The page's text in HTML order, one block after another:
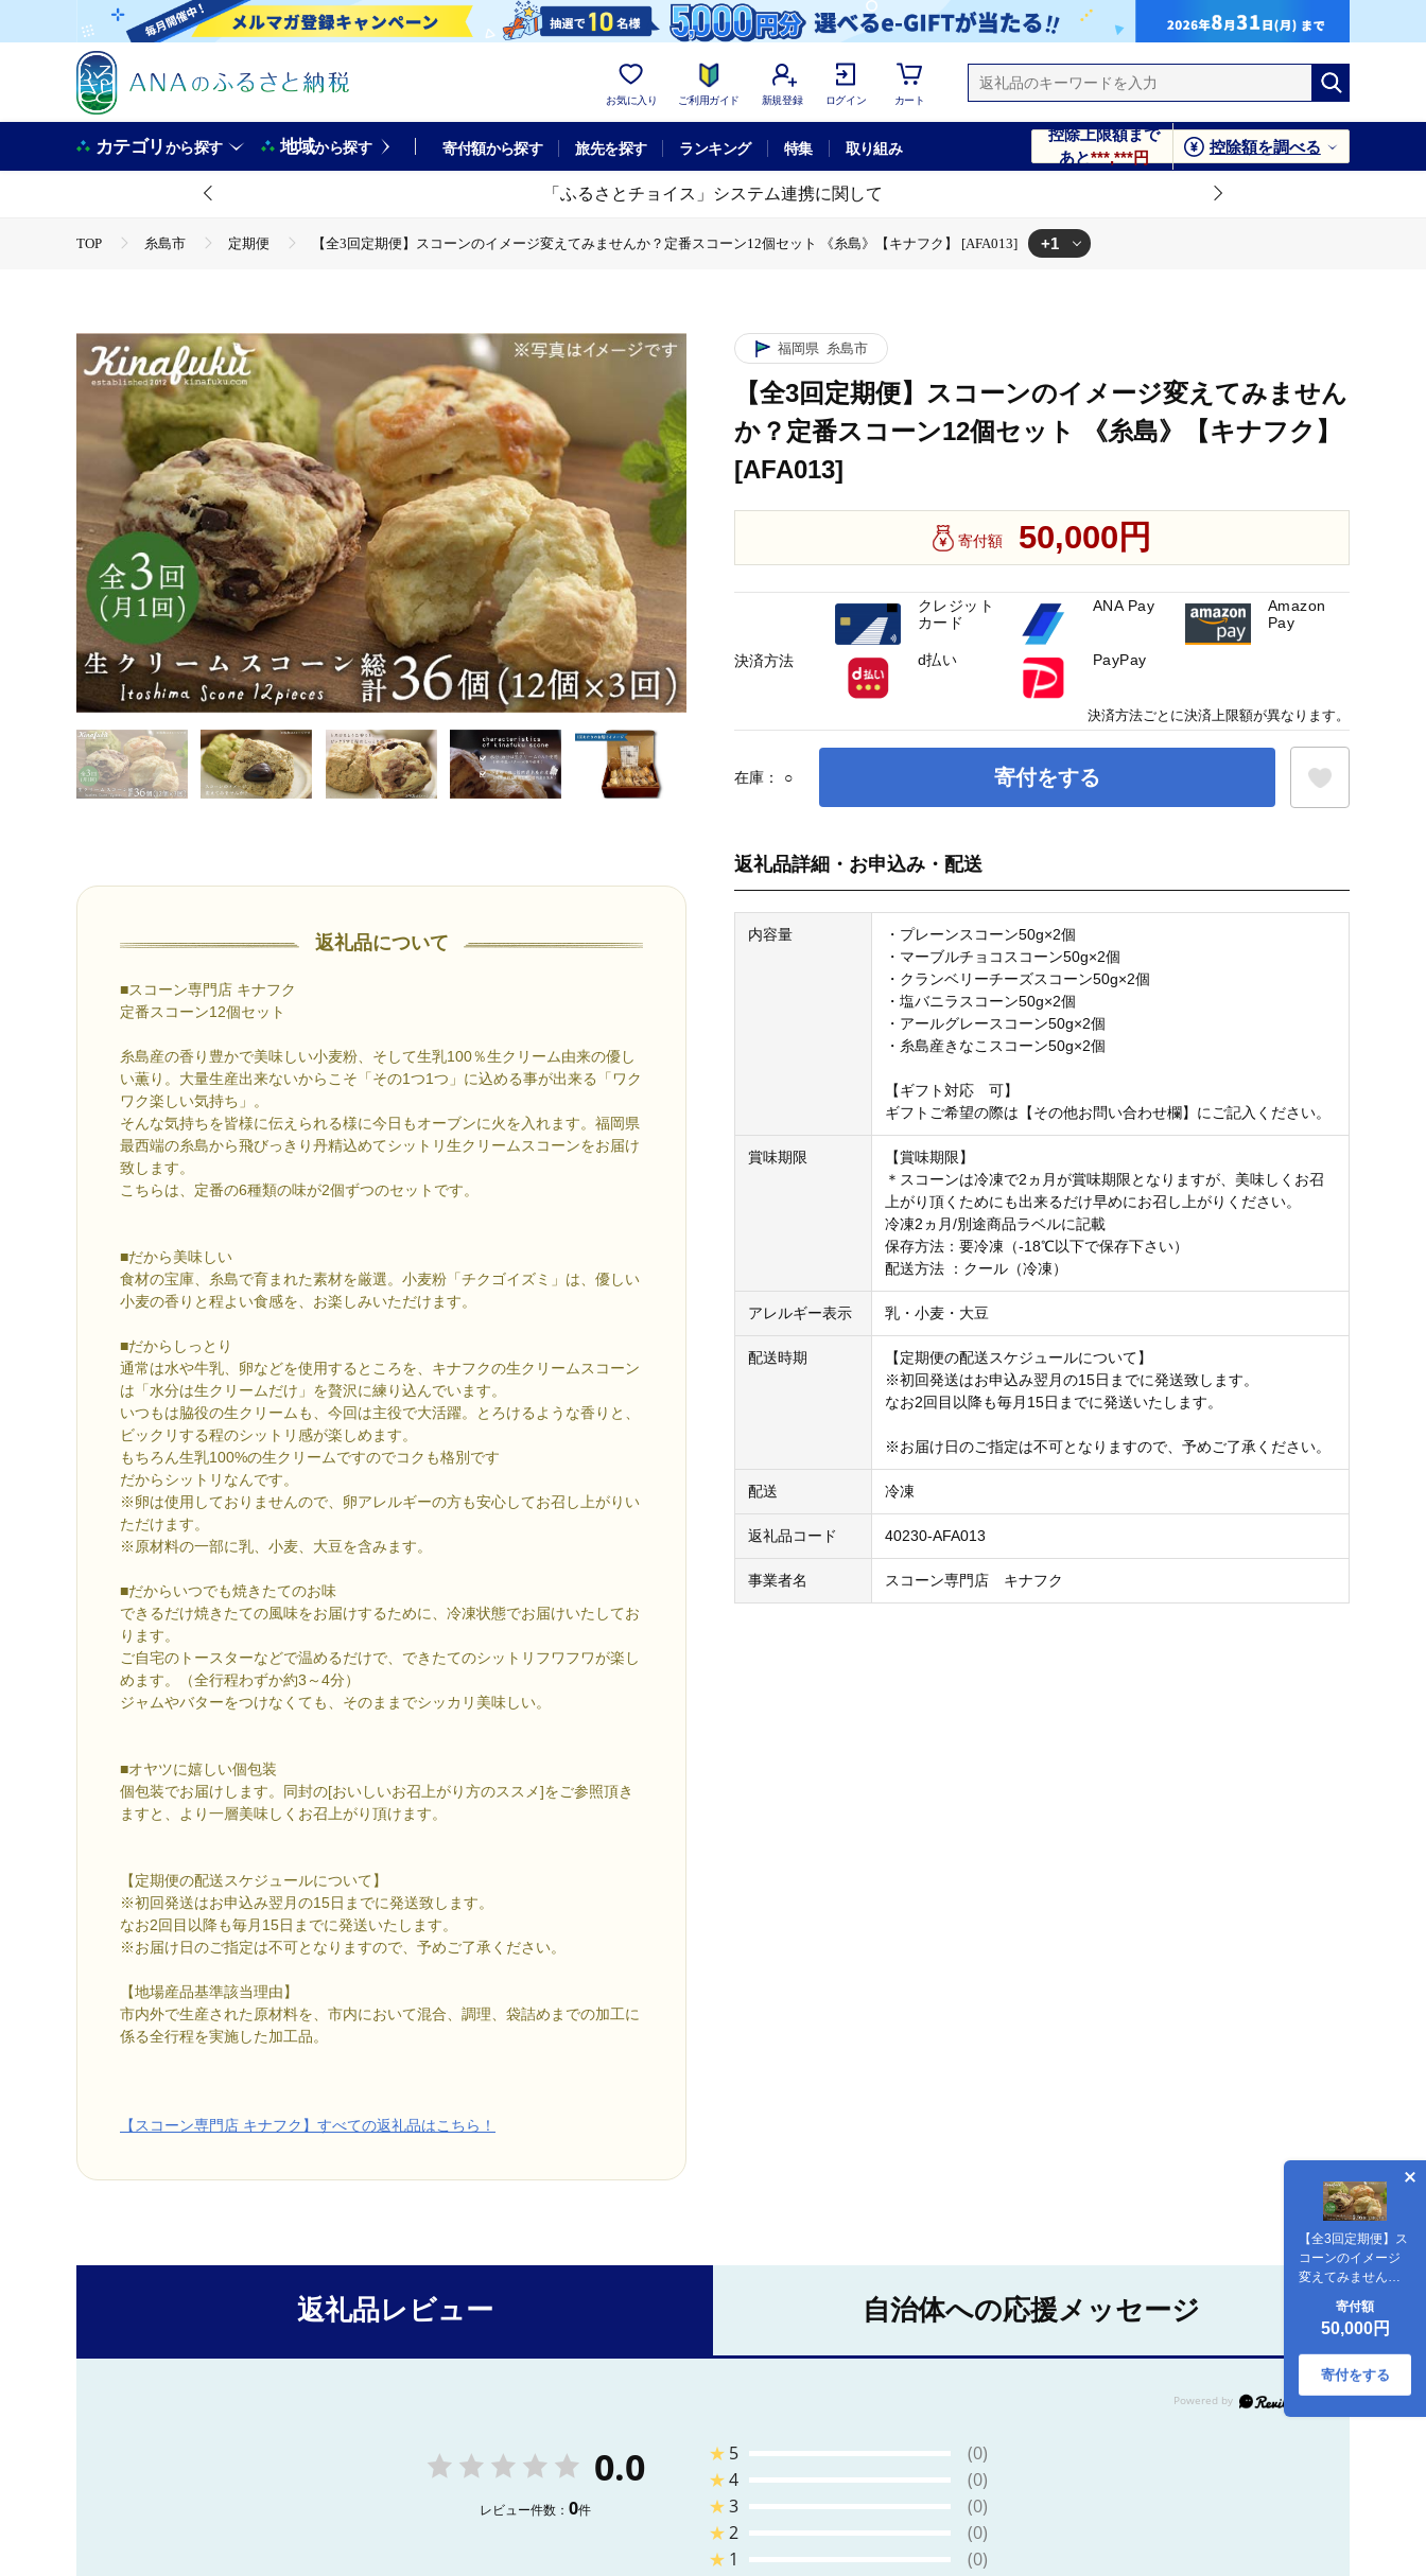
お気に入り ご利用ガイド 新規登録 ログイン カート
カテゴリから探す 地域から探す 寄付額から探す 旅先を探す ランキング 特集 取り組み
控除上限額まで
あと***,***円
控除額を調べる
「ふるさとチョイス」システム連携に関して
TOP 糸島市 定期便 【全3回定期便】スコーンのイメージ変えてみませんか？定番スコーン12個セット 《糸島》【キナフク】 [AFA013] +1
返礼品について
■スコーン専門店 キナフク
定番スコーン12個セット
糸島産の香り豊かで美味しい小麦粉、そして生乳100％生クリーム由来の優し
い薫り。大量生産出来ないからこそ「その1つ1つ」に込める事が出来る「ワク
ワク楽しい気持ち」。
そんな気持ちを皆様に伝えられる様に今日もオーブンに火を入れます。福岡県
最西端の糸島から飛びっきり丹精込めてシットリ生クリームスコーンをお届け
致します。
こちらは、定番の6種類の味が2個ずつのセットです。
■だから美味しい
食材の宝庫、糸島で育まれた素材を厳選。小麦粉「チクゴイズミ」は、優しい
小麦の香りと程よい食感を、お楽しみいただけます。
■だからしっとり
通常は水や牛乳、卵などを使用するところを、キナフクの生クリームスコーン
は「水分は生クリームだけ」を贅沢に練り込んでいます。
いつもは脇役の生クリームも、今回は主役で大活躍。とろけるような香りと、
ビックリする程のシットリ感が楽しめます。
もちろん生乳100%の生クリームですのでコクも格別です
だからシットリなんです。
※卵は使用しておりませんので、卵アレルギーの方も安心してお召し上がりい
ただけます。
※原材料の一部に乳、小麦、大豆を含みます。
■だからいつでも焼きたてのお味
できるだけ焼きたての風味をお届けするために、冷凍状態でお届けいたしてお
ります。
ご自宅のトースターなどで温めるだけで、できたてのシットリフワフワが楽し
めます。（全行程わずか約3～4分）
ジャムやバターをつけなくても、そのままでシッカリ美味しい。
■オヤツに嬉しい個包装
個包装でお届けします。同封の[おいしいお召上がり方のススメ]をご参照頂き
ますと、より一層美味しくお召上がり頂けます。
【定期便の配送スケジュールについて】
※初回発送はお申込み翌月の15日までに発送致します。
なお2回目以降も毎月15日までに発送いたします。
※お届け日のご指定は不可となりますので、予めご了承ください。
【地場産品基準該当理由】
市内外で生産された原材料を、市内において混合、調理、袋詰めまでの加工に
係る全行程を実施した加工品。
【スコーン専門店 キナフク】すべての返礼品はこちら！
福岡県 糸島市
【全3回定期便】スコーンのイメージ変えてみません
か？定番スコーン12個セット 《糸島》【キナフク】
[AFA013]
寄付額 50,000円
在庫： ○ 寄付をする
【全3回定期便】ス
コーンのイメージ
変えてみません
か？定番スコーン
12個セット 《糸
島》【キナフク】
[AFA013]
寄付額
50,000円
寄付をする
返礼品詳細・お申込み・配送
内容量
・プレーンスコーン50g×2個
・マーブルチョコスコーン50g×2個
・クランベリーチーズスコーン50g×2個
・塩バニラスコーン50g×2個
・アールグレースコーン50g×2個
・糸島産きなこスコーン50g×2個
【ギフト対応 可】
ギフトご希望の際は【その他お問い合わせ欄】にご記入ください。
賞味期限
【賞味期限】
＊スコーンは冷凍で2ヵ月が賞味期限となりますが、美味しくお召
上がり頂くためにも出来るだけ早めにお召し上がりください。
冷凍2ヵ月/別途商品ラベルに記載
保存方法：要冷凍（-18℃以下で保存下さい）
配送方法 ：クール（冷凍）
アレルギー表示 乳・小麦・大豆
配送時期
【定期便の配送スケジュールについて】
※初回発送はお申込み翌月の15日までに発送致します。
なお2回目以降も毎月15日までに発送いたします。
※お届け日のご指定は不可となりますので、予めご了承ください。
配送 冷凍
返礼品コード 40230-AFA013
事業者名 スコーン専門店 キナフク
決済方法
クレジット
カード
ANA Pay
Amazon
Pay
d払い PayPay
決済方法ごとに決済上限額が異なります。
返礼品レビュー 自治体への応援メッセージ
0.0
レビュー件数： 0件
★ 5
(0)
★4
(0)
★3
(0)
★2
(0)
★ 1 (0)